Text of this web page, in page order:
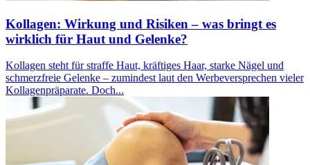
Kollagen: Wirkung und Risiken – was bringt es
wirklich für Haut und Gelenke?
Kollagen steht für straffe Haut, kräftiges Haar, starke Nägel und
schmerzfreie Gelenke – zumindest laut den Werbeversprechen vieler
Kollagenpräparate. Doch...